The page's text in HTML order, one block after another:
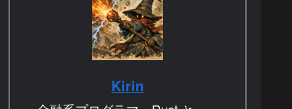
Kirin